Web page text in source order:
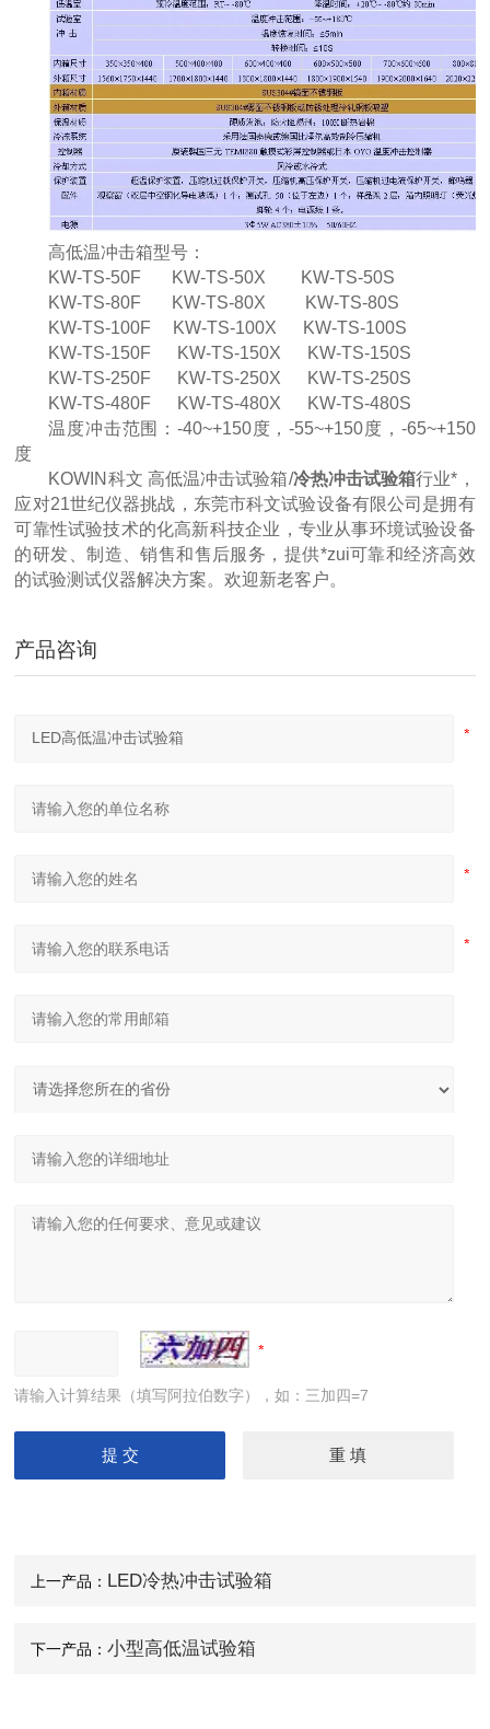
高低温冲击箱型号：
KW-TS-50F KW-TS-50X KW-TS-50S
KW-TS-80F KW-TS-80X KW-TS-80S
KW-TS-100F KW-TS-100X KW-TS-100S
KW-TS-150F KW-TS-150X KW-TS-150S
KW-TS-250F KW-TS-250X KW-TS-250S
KW-TS-480F KW-TS-480X KW-TS-480S
温度冲击范围：-40~+150度，-55~+150度，-65~+150
度
KOWIN科文 高低温冲击试验箱/冷热冲击试验箱行业*，
应对21世纪仪器挑战，东莞市科文试验设备有限公司是拥有
可靠性试验技术的化高新科技企业，专业从事环境试验设备
的研发、制造、销售和售后服务，提供*zui可靠和经济高效
的试验测试仪器解决方案。欢迎新老客户。
产品咨询
请输入计算结果（填写阿拉伯数字），如：三加四=7
上一产品： LED冷热冲击试验箱
下一产品： 小型高低温试验箱